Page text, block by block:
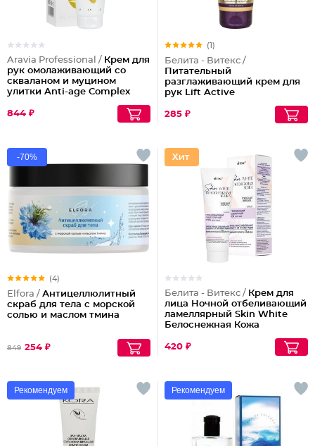
Aravia Professional / Крем для
рук омолаживающий со
скваланом и муцином
улитки Anti-age Complex
844 ₽
(1)
Белита - Витекс /
Питательный
разглаживающий крем для
рук Lift Active
285 ₽
-70%
(4)
Elfora / Антицеллюлитный
скраб для тела с морской
солью и маслом тмина
849 254 ₽
Белита - Витекс / Крем для
лица Ночной отбеливающий
ламеллярный Skin White
Белоснежная Кожа
420 ₽
Рекомендуем Рекомендуем